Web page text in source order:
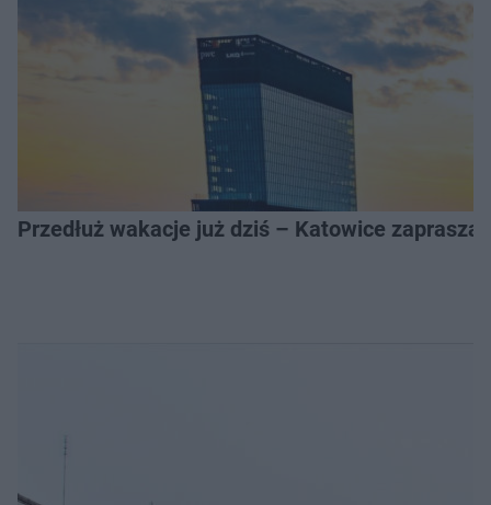
Przedłuż wakacje już dziś – Katowice